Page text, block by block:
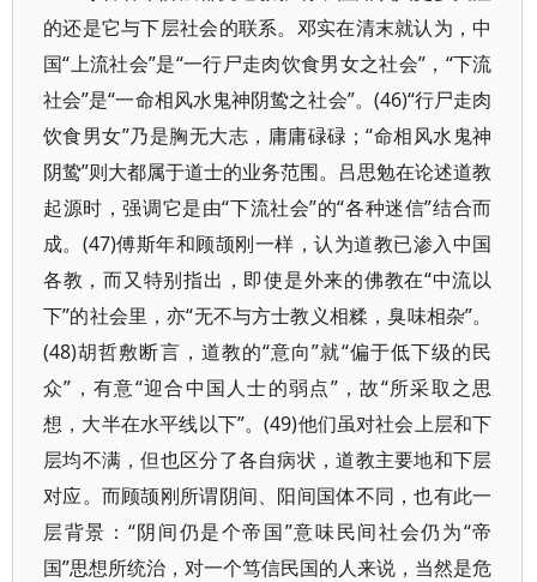
的还是它与下层社会的联系。邓实在清末就认为，中
国“上流社会”是“一行尸走肉饮食男女之社会”，“下流
社会”是“一命相风水鬼神阴鸷之社会”。(46)“行尸走肉
饮食男女”乃是胸无大志，庸庸碌碌；“命相风水鬼神
阴鸷”则大都属于道士的业务范围。吕思勉在论述道教
起源时，强调它是由“下流社会”的“各种迷信”结合而
成。(47)傅斯年和顾颉刚一样，认为道教已渗入中国
各教，而又特别指出，即使是外来的佛教在“中流以
下”的社会里，亦“无不与方士教义相糅，臭味相杂”。
(48)胡哲敷断言，道教的“意向”就“偏于低下级的民
众”，有意“迎合中国人士的弱点”，故“所采取之思
想，大半在水平线以下”。(49)他们虽对社会上层和下
层均不满，但也区分了各自病状，道教主要地和下层
对应。而顾颉刚所谓阴间、阳间国体不同，也有此一
层背景：“阴间仍是个帝国”意味民间社会仍为“帝
国”思想所统治，对一个笃信民国的人来说，当然是危